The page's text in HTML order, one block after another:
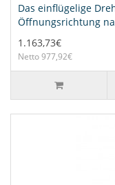
Das einflügelige
Öffnungsrichtung
1.163,73€
Netto 977,92€